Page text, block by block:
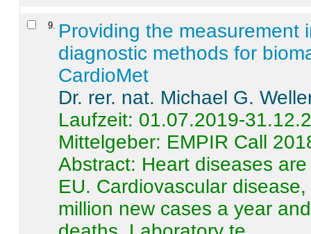
9
Providing the measurement
diagnostic methods for
CardioMet
Dr. rer. nat. Michael G.
Laufzeit: 01.07.2019-
Mittelgeber: EMPIR Call
Abstract: Heart diseases
EU. Cardiovascular
million new cases a year